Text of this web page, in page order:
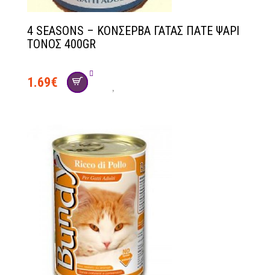
4 SEASONS – ΚΟΝΣΕΡΒΑ ΓΑΤΑΣ ΠΑΤΕ ΨΑΡΙ
ΤΟΝΟΣ 400GR
1.69€